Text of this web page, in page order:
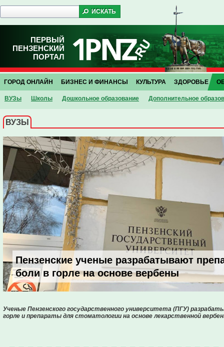
ПЕРВЫЙ
ПЕНЗЕНСКИЙ
ПОРТАЛ
ГОРОД ОНЛАЙН БИЗНЕС И ФИНАНСЫ КУЛЬТУРА ЗДОРОВЬЕ
ВУЗы Школы Дошкольное образование Дополнительное
ВУЗЫ
Пензенские ученые разрабатывают
боли в горле на основе вербены
Ученые Пензенского государственного университета (ПГУ)
горле и препараты для стоматологии на основе лекарственной